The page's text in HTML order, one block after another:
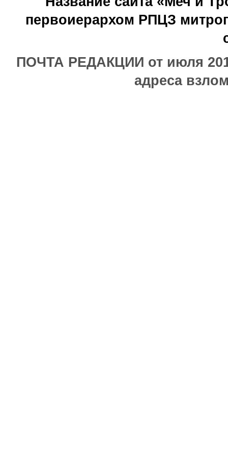
первоиерархом РПЦЗ
ПОЧТА РЕДАКЦИИ от июля
адреса